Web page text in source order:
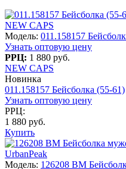
NEW CAPS
Модель: 011.158157
Узнать оптовую цену
РРЦ: 1 880 руб.
NEW CAPS
Новинка
011.158157 Бейсболка (55-61)
Узнать оптовую цену
РРЦ:
1 880 руб.
Купить
UrbanPeak
Модель: 126208 BM